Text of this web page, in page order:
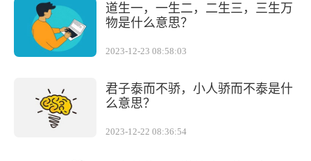
道生一，一生二，二生三，三生万
物是什么意思？
2023-12-23 08:58:03
君子泰而不骄，小人骄而不泰是什
么意思？
2023-12-22 08:36:54